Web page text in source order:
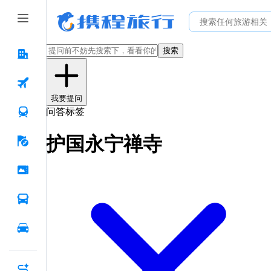
搜索
我要提问
问答标签
护国永宁禅寺